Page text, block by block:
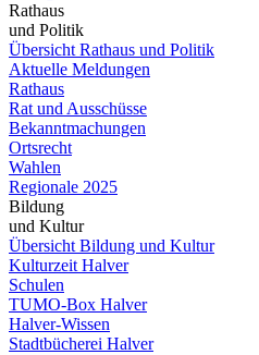
Rathaus
und Politik
Übersicht Rathaus und Politik
Aktuelle Meldungen
Rathaus
Rat und Ausschüsse
Bekanntmachungen
Ortsrecht
Wahlen
Regionale 2025
Bildung
und Kultur
Übersicht Bildung und Kultur
Kulturzeit Halver
Schulen
TUMO-Box Halver
Halver-Wissen
Stadtbücherei Halver